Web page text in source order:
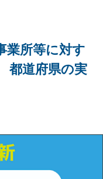
業所等に対す
都道府県の実